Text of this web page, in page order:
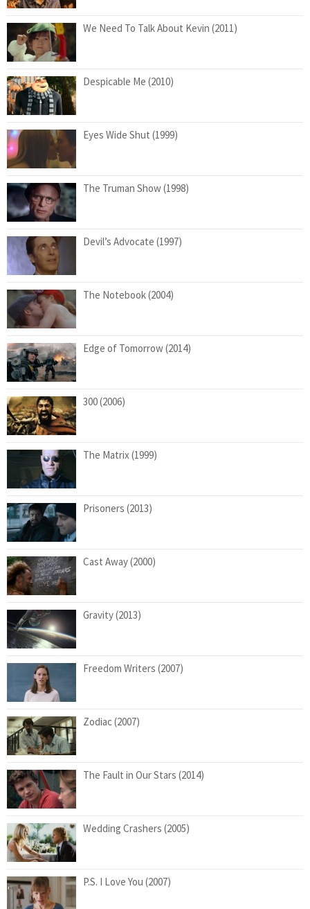
We Need To Talk About Kevin (2011)
Despicable Me (2010)
Eyes Wide Shut (1999)
The Truman Show (1998)
Devil’s Advocate (1997)
The Notebook (2004)
Edge of Tomorrow (2014)
300 (2006)
The Matrix (1999)
Prisoners (2013)
Cast Away (2000)
Gravity (2013)
Freedom Writers (2007)
Zodiac (2007)
The Fault in Our Stars (2014)
Wedding Crashers (2005)
P.S. I Love You (2007)